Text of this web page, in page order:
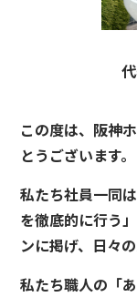
この度は、阪神
とうございます。
私たち社員一同
を徹底的に行う
ンに掲げ、日々
私たち職人の「